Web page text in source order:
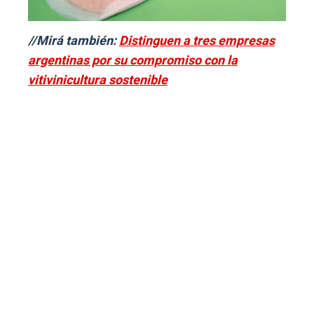
//Mirá también:Distinguen a tres empresas
argentinas por su compromiso con la
vitivinicultura sostenible